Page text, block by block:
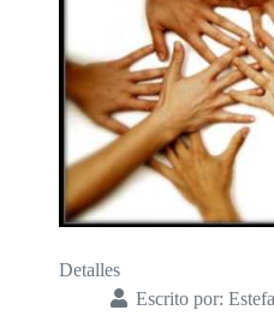
Detalles
Escrito por: